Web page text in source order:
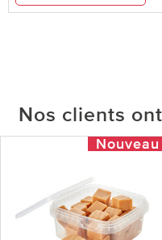
Nos clients
Nouveau